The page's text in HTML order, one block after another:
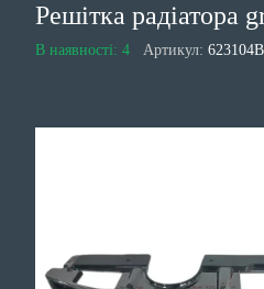
Решітка радіатора
В наявності: 4 Артикул: